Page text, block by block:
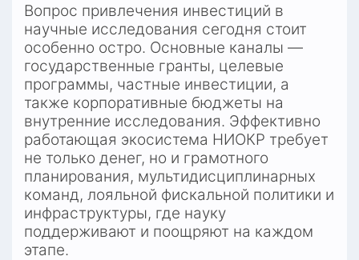
Вопрос привлечения инвестиций в
научные исследования сегодня стоит
особенно остро. Основные каналы —
государственные гранты, целевые
программы, частные инвестиции, а
также корпоративные бюджеты на
внутренние исследования. Эффективно
работающая экосистема НИОКР требует
не только денег, но и грамотного
планирования, мультидисциплинарных
команд, лояльной фискальной политики и
инфраструктуры, где науку
поддерживают и поощряют на каждом
этапе.